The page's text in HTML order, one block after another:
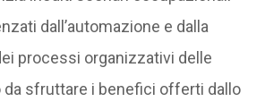
dall’automazione e dalla
processi organizzativi delle
da sfruttare i benefici offerti dallo